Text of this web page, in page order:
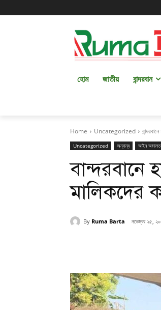
হোম জাতীয় বান্দরবান
Home Uncategorized
Uncategorized অন্যান্য আইন আদালত
বান্দরবানে
মালিকদের
By Ruma Barta নভেম্বর ২৫,